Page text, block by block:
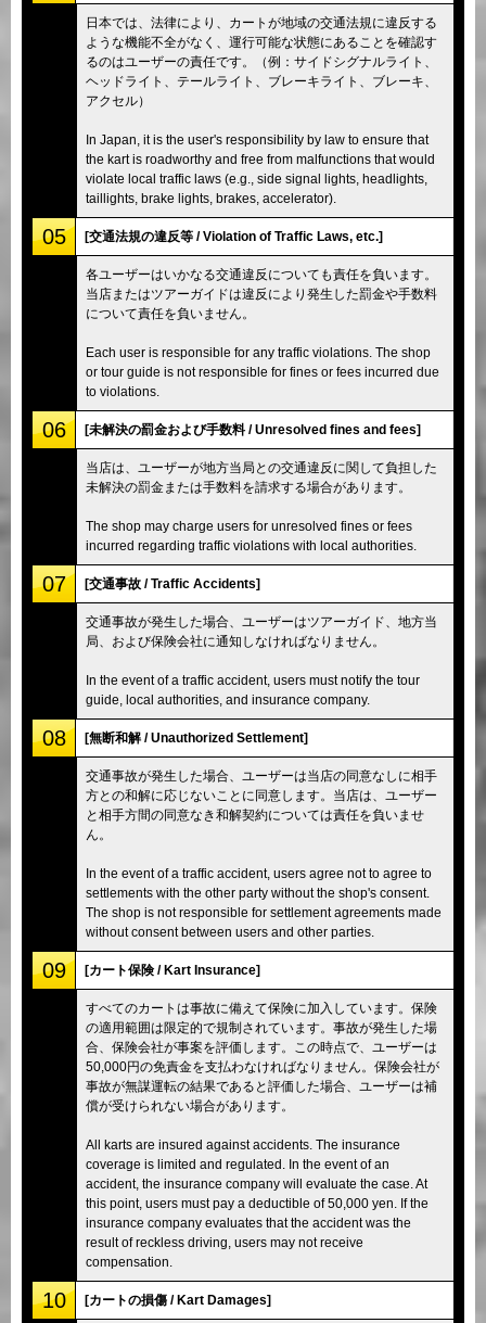
日本では、法律により、カートが地域の交通法規に違反する
ような機能不全がなく、運行可能な状態にあることを確認す
るのはユーザーの責任です。（例：サイドシグナルライト、
ヘッドライト、テールライト、ブレーキライト、ブレーキ、
アクセル）
In Japan, it is the user's responsibility by law to ensure that
the kart is roadworthy and free from malfunctions that would
violate local traffic laws (e.g., side signal lights, headlights,
taillights, brake lights, brakes, accelerator).
05 [交通法規の違反等 / Violation of Traffic Laws, etc.]
各ユーザーはいかなる交通違反についても責任を負います。
当店またはツアーガイドは違反により発生した罰金や手数料
について責任を負いません。
Each user is responsible for any traffic violations. The shop
or tour guide is not responsible for fines or fees incurred due
to violations.
06 [未解決の罰金および手数料 / Unresolved fines and fees]
当店は、ユーザーが地方当局との交通違反に関して負担した
未解決の罰金または手数料を請求する場合があります。
The shop may charge users for unresolved fines or fees
incurred regarding traffic violations with local authorities.
07 [交通事故 / Traffic Accidents]
交通事故が発生した場合、ユーザーはツアーガイド、地方当
局、および保険会社に通知しなければなりません。
In the event of a traffic accident, users must notify the tour
guide, local authorities, and insurance company.
08 [無断和解 / Unauthorized Settlement]
交通事故が発生した場合、ユーザーは当店の同意なしに相手
方との和解に応じないことに同意します。当店は、ユーザー
と相手方間の同意なき和解契約については責任を負いませ
ん。
In the event of a traffic accident, users agree not to agree to
settlements with the other party without the shop's consent.
The shop is not responsible for settlement agreements made
without consent between users and other parties.
09 [カート保険 / Kart Insurance]
すべてのカートは事故に備えて保険に加入しています。保険
の適用範囲は限定的で規制されています。事故が発生した場
合、保険会社が事案を評価します。この時点で、ユーザーは
50,000円の免責金を支払わなければなりません。保険会社が
事故が無謀運転の結果であると評価した場合、ユーザーは補
償が受けられない場合があります。
All karts are insured against accidents. The insurance
coverage is limited and regulated. In the event of an
accident, the insurance company will evaluate the case. At
this point, users must pay a deductible of 50,000 yen. If the
insurance company evaluates that the accident was the
result of reckless driving, users may not receive
compensation.
10 [カートの損傷 / Kart Damages]